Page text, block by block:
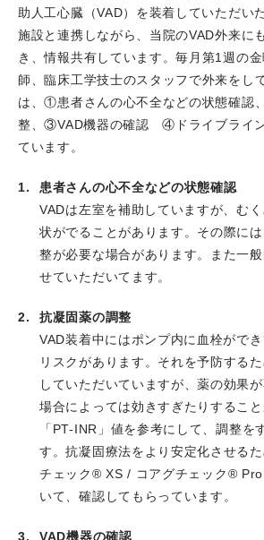
賞をそれぞれ受賞しました。
2023.06.29山本裕之先生のCase
Reports誌にPublishされました。
2023.06.29舛本慧子先生のCase
ReportsにPublishされました。
2023.06.24当科OBの綱本浩志先生
European Heart Journal Case
2023.05.24山本裕之先生のCase
Heart Journal - Case Reportsに
2023.05.18宮田大嗣先生のCase
Journal誌にPublishされました。
2023.05.17山本裕之先生のImaging
た。
2023.05.02
綱本浩志先生のCase
Heart Journal Case Reports誌に
2023.04.20
令和5年度はり姫公開講
師が「心不全の基礎知識」と題して講
2023.04.19
当科の高谷具史科長が
演を担当しました。
2023.04.08
当科のMost valuable
year 2022に、大石醒悟先生(現・真
した。
助人工心臓（VAD）を装着していただい
施設と連携しながら、当院のVAD外来に
き、情報共有しています。毎月第1週の
師、臨床工学技士のスタッフで外来をし
は、①患者さんの心不全などの状態確認
整、③VAD機器の確認 ④ドライブライ
ています。
患者さんの心不全などの状態確認
VADは左室を補助していますが、む
状がでることがあります。その際に
整が必要な場合があります。また一
せていただいてます。
抗凝固薬の調整
VAD装着中にはポンプ内に血栓がで
リスクがあります。それを予防する
していただいていますが、薬の効果
場合によっては効きすぎたりするこ
「PT-INR」値を参考にして、調整を
す。抗凝固療法をより安定化させる
チェック® XS / コアグチェック®
いて、確認してもらっています。
VAD機器の確認